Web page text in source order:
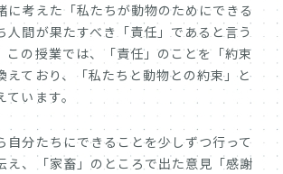
に考えた「私たちが動物のためにできる
人間が果たすべき「責任」であると言う
この授業では、「責任」のことを「約束
えており、「私たちと動物との約束」と
います。
自分たちにできることを少しずつ行って
え、「家畜」のところで出た意見「感謝